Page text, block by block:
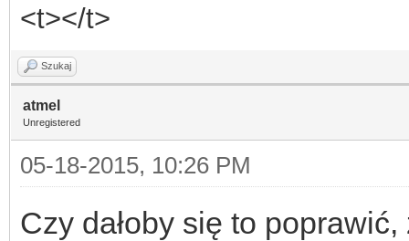
<t></t>
Szukaj
atmel
Unregistered
05-18-2015, 10:26 PM
Czy dałoby się to